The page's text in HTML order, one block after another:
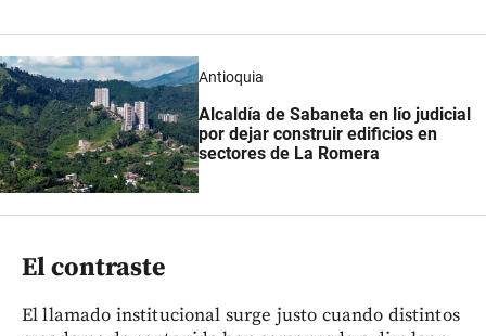
Antioquia
Alcaldía de Sabaneta en lío judicial
por dejar construir edificios en
sectores de La Romera
El contraste
El llamado institucional surge justo cuando distintos